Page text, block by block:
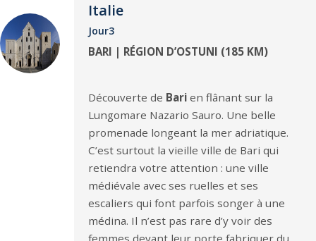
Italie
Jour3
BARI | RÉGION D’OSTUNI (185 KM)
Découverte de Bari en flânant sur la
Lungomare Nazario Sauro. Une belle
promenade longeant la mer adriatique.
C’est surtout la vieille ville de Bari qui
retiendra votre attention : une ville
médiévale avec ses ruelles et ses
escaliers qui font parfois songer à une
médina. Il n’est pas rare d’y voir des
femmes devant leur porte fabriquer du